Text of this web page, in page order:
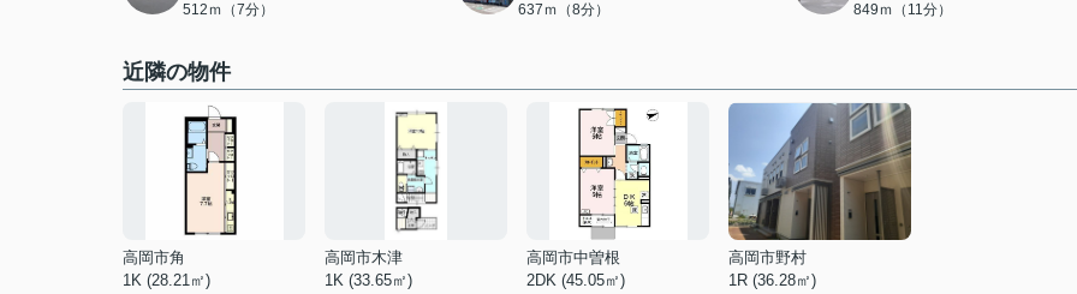
512ｍ（7分） 637ｍ（8分） 849ｍ（11分）
近隣の物件
高岡市角
1K (28.21㎡)
高岡市木津
1K (33.65㎡)
高岡市中曽根
2DK (45.05㎡)
高岡市野村
1R (36.28㎡)